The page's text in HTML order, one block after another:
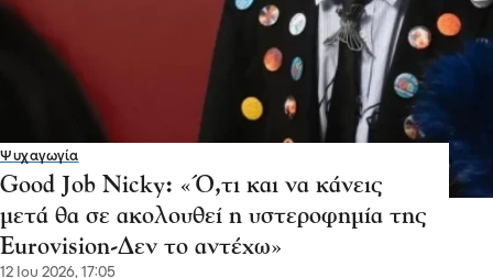
Ψυχαγωγία
Good Job Nicky: «Ό,τι και να κάνεις
μετά θα σε ακολουθεί η υστεροφημία της
Eurovision-Δεν το αντέχω»
12 Ιου 2026, 17:05